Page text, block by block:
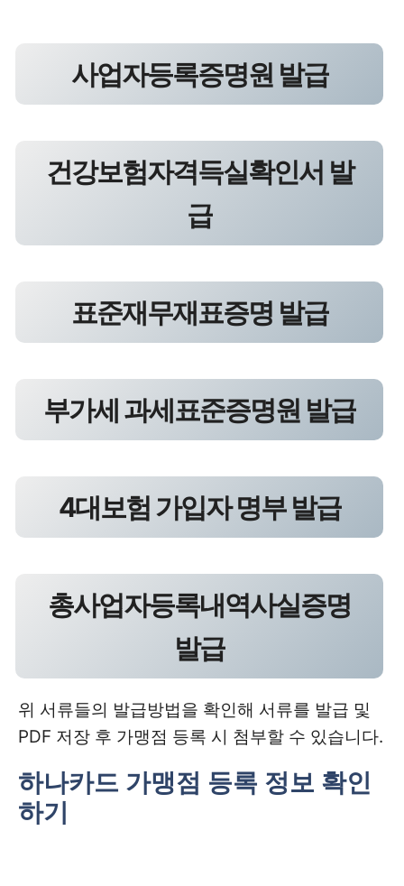
사업자등록증명원 발급
건강보험자격득실확인서 발
급
표준재무재표증명 발급
부가세 과세표준증명원 발급
4대보험 가입자 명부 발급
총사업자등록내역사실증명
발급
위 서류들의 발급방법을 확인해 서류를 발급 및
PDF 저장 후 가맹점 등록 시 첨부할 수 있습니다.
하나카드 가맹점 등록 정보 확인
하기